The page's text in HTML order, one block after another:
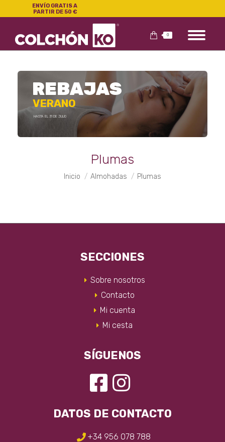
ENVÍO GRATIS A
PARTIR DE 50 €
0
VERANO
HASTA EL 31 DE JULIO
REBAJAS
Plumas
Estás aquí:
Inicio Almohadas Plumas
SECCIONES
Sobre nosotros
Contacto
Mi cuenta
Mi cesta
SÍGUENOS
DATOS DE CONTACTO
+34 956 078 788